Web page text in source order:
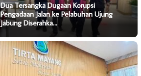
Dua Tersangka Dugaan Korupsi
Pengadaan Jalan ke Pelabuhan Ujung
Jabung Diserahka…